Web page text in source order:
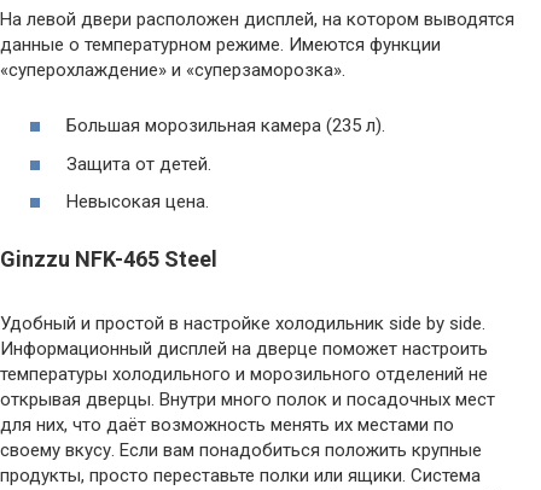
На левой двери расположен дисплей, на котором выводятся
данные о температурном режиме. Имеются функции
«суперохлаждение» и «суперзаморозка».
Большая морозильная камера (235 л).
Защита от детей.
Невысокая цена.
Ginzzu NFK-465 Steel
Удобный и простой в настройке холодильник side by side.
Информационный дисплей на дверце поможет настроить
температуры холодильного и морозильного отделений не
открывая дверцы. Внутри много полок и посадочных мест
для них, что даёт возможность менять их местами по
своему вкусу. Если вам понадобиться положить крупные
продукты, просто переставьте полки или ящики. Система